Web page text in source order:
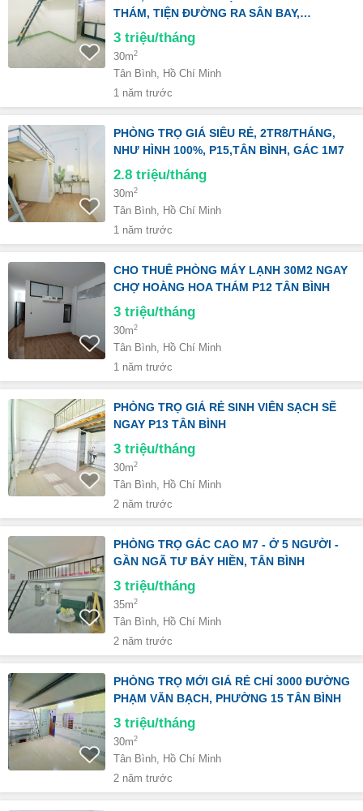
THÁM, TIỆN ĐƯỜNG RA SÂN BAY,…
3 triệu/tháng
30m2
Tân Bình, Hồ Chí Minh
1 năm trước
PHÒNG TRỌ GIÁ SIÊU RẺ, 2TR8/THÁNG,
NHƯ HÌNH 100%, P15,TÂN BÌNH, GÁC 1M7
2.8 triệu/tháng
30m2
Tân Bình, Hồ Chí Minh
1 năm trước
CHO THUÊ PHÒNG MÁY LẠNH 30M2 NGAY
CHỢ HOÀNG HOA THÁM P12 TÂN BÌNH
3 triệu/tháng
30m2
Tân Bình, Hồ Chí Minh
1 năm trước
PHÒNG TRỌ GIÁ RẺ SINH VIÊN SẠCH SẼ
NGAY P13 TÂN BÌNH
3 triệu/tháng
30m2
Tân Bình, Hồ Chí Minh
2 năm trước
PHÒNG TRỌ GÁC CAO M7 - Ở 5 NGƯỜI -
GẦN NGÃ TƯ BẢY HIỀN, TÂN BÌNH
3 triệu/tháng
35m2
Tân Bình, Hồ Chí Minh
2 năm trước
PHÒNG TRỌ MỚI GIÁ RẺ CHỈ 3000 ĐƯỜNG
PHẠM VĂN BẠCH, PHƯỜNG 15 TÂN BÌNH
3 triệu/tháng
30m2
Tân Bình, Hồ Chí Minh
2 năm trước